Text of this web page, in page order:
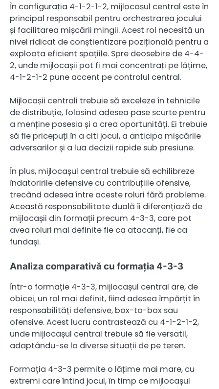
În configurația 4-1-2-1-2, mijlocașul central este în
principal responsabil pentru orchestrarea jocului
și facilitarea mișcării mingii. Acest rol necesită un
nivel ridicat de conștientizare pozițională pentru a
exploata eficient spațiile. Spre deosebire de 4-4-
2, unde mijlocașii pot fi mai concentrați pe lățime,
4-1-2-1-2 pune accent pe controlul central.
Mijlocașii centrali trebuie să exceleze în tehnicile
de distribuție, folosind adesea pase scurte pentru
a menține posesia și a crea oportunități. Ei trebuie
să fie pricepuți în a citi jocul, a anticipa mișcările
adversarilor și a lua decizii rapide sub presiune.
În plus, mijlocașul central trebuie să echilibreze
îndatoririle defensive cu contribuțiile ofensive,
trecând adesea între aceste roluri fără probleme.
Această responsabilitate duală îi diferențiază de
mijlocașii din formații precum 4-3-3, care pot
avea roluri mai definite fie ca atacanți, fie ca
fundași.
Analiza comparativă cu formația 4-3-3
Într-o formație 4-3-3, mijlocașul central are, de
obicei, un rol mai definit, fiind adesea împărțit în
responsabilități defensive, box-to-box sau
ofensive. Acest lucru contrastează cu 4-1-2-1-2,
unde mijlocașul central trebuie să fie versatil,
adaptându-se la diverse situații de pe teren.
Formația 4-3-3 permite o lățime mai mare, cu
extremi care întind jocul, în timp ce mijlocașul